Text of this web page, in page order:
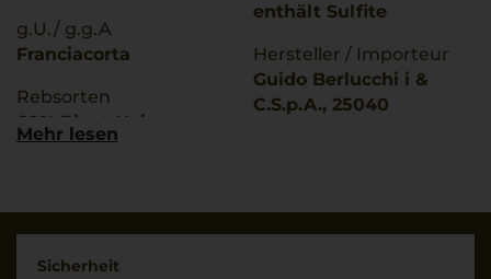
g.U./ g.g.A
Franciacorta
Rebsorten
60% Pinot Noir
40% Chardonnay
8 °C
Alkoholgehalt
enthält Sulfite
Hersteller / Importeur
Guido Berlucchi i &
C.S.p.A., 25040
Mehr lesen
Sicherheit